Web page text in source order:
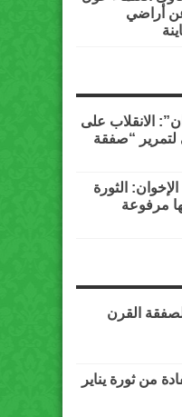
عن أراضي
الانقلاب على
“صفقة
الثورة
مرفوعة
القرن